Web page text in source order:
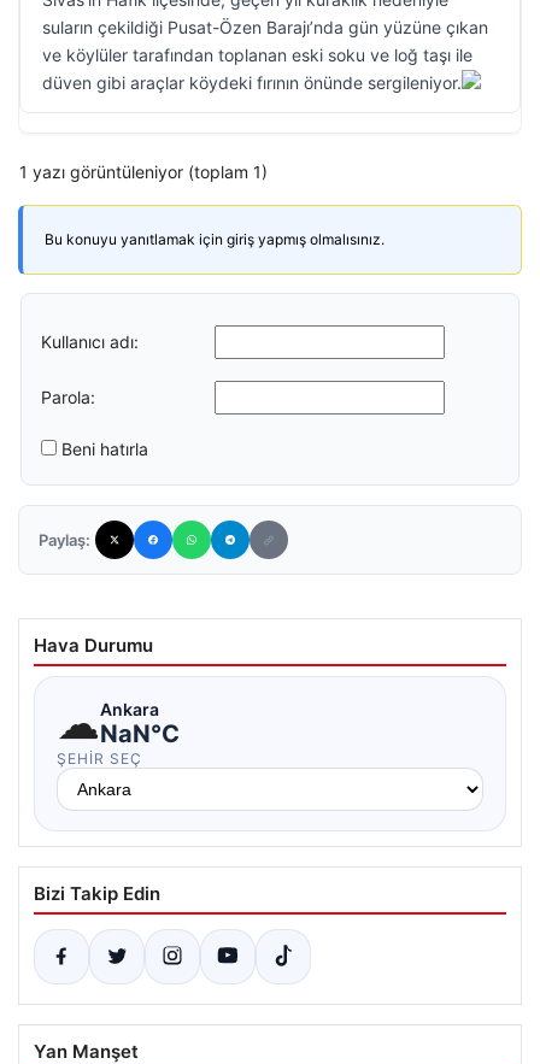
suların çekildiği Pusat-Özen Barajı’nda gün yüzüne çıkan
ve köylüler tarafından toplanan eski soku ve loğ taşı ile
düven gibi araçlar köydeki fırının önünde sergileniyor.
1 yazı görüntüleniyor (toplam 1)
Bu konuyu yanıtlamak için giriş yapmış olmalısınız.
Kullanıcı adı:
Parola:
Beni hatırla
Paylaş:
Hava Durumu
☁Ankara
NaN°C
ŞEHIR SEÇ
Bizi Takip Edin
Yan Manşet